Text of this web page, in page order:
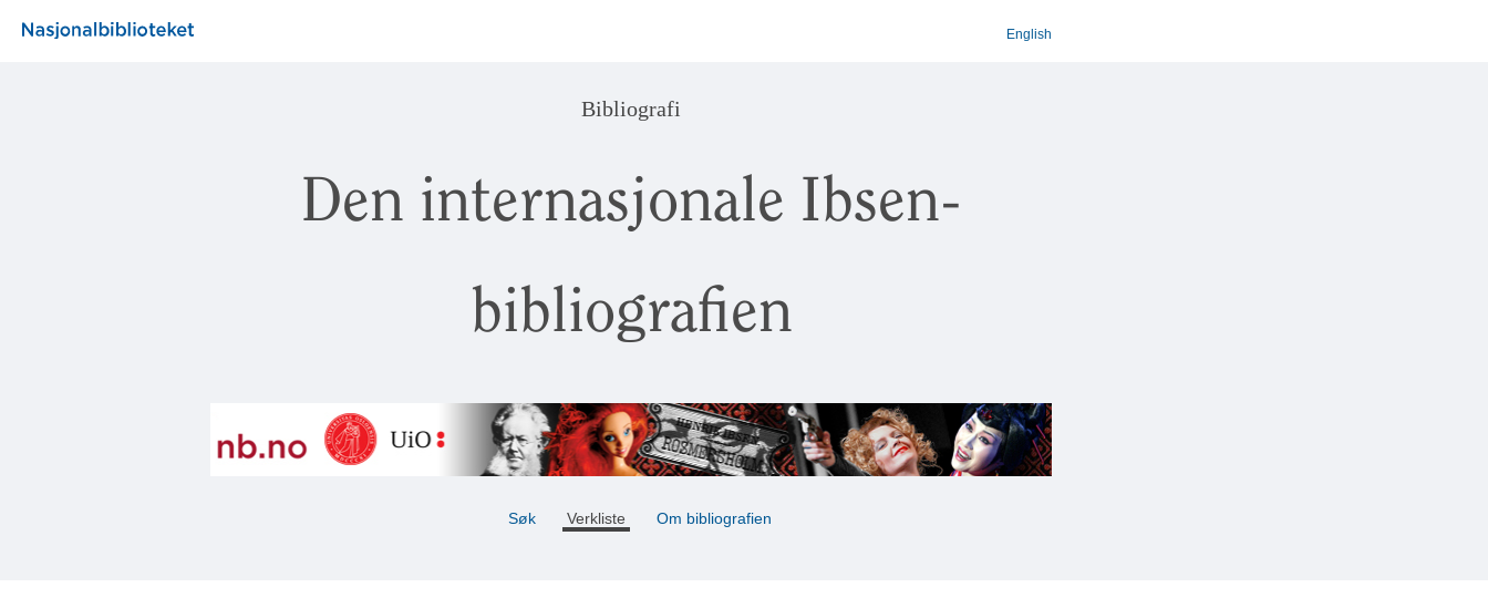
English
Bibliografi
Den internasjonale Ibsen-
bibliografien
Søk Verkliste Om bibliografien